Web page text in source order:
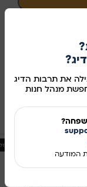
את תרבות הדיג
מנהל חנות
המודעה